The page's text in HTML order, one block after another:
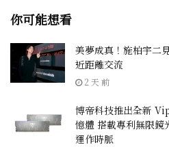
你可能想看
美夢成真！施柏宇二
近距離交流
2 天 前
博帝科技推出全新
憶體 搭載專利無限
運作時脈